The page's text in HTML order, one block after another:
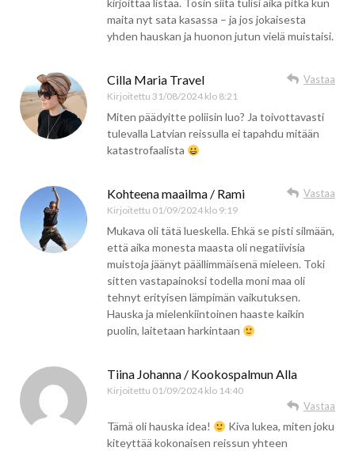
kirjoittaa listaa. Tosin siitä tulisi aika pitkä kun
maita nyt sata kasassa – ja jos jokaisesta
yhden hauskan ja huonon jutun vielä muistaisi.
Cilla Maria Travel
Kirjoitettu 31/08/2024 klo 8:21
Vastaa
Miten päädyitte poliisin luo? Ja toivottavasti
tulevalla Latvian reissulla ei tapahdu mitään
katastrofaalista
Kohteena maailma / Rami
Kirjoitettu 01/09/2024 klo 9:19
Vastaa
Mukava oli tätä lueskella. Ehkä se pisti silmään,
että aika monesta maasta oli negatiivisia
muistoja jäänyt päällimmäisenä mieleen. Toki
sitten vastapainoksi todella moni maa oli
tehnyt erityisen lämpimän vaikutuksen.
Hauska ja mielenkiintoinen haaste kaikin
puolin, laitetaan harkintaan
Tiina Johanna / Kookospalmun Alla
Kirjoitettu 01/09/2024 klo 14:40
Vastaa
Tämä oli hauska idea!
Kiva lukea, miten joku
kiteyttää kokonaisen reissun yhteen